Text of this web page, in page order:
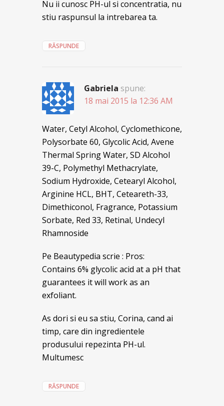
Nu ii cunosc PH-ul si concentratia, nu
stiu raspunsul la intrebarea ta.
RĂSPUNDE
Gabriela spune:
18 mai 2015 la 12:36 AM
Water, Cetyl Alcohol, Cyclomethicone,
Polysorbate 60, Glycolic Acid, Avene
Thermal Spring Water, SD Alcohol
39-C, Polymethyl Methacrylate,
Sodium Hydroxide, Cetearyl Alcohol,
Arginine HCL, BHT, Ceteareth-33,
Dimethiconol, Fragrance, Potassium
Sorbate, Red 33, Retinal, Undecyl
Rhamnoside
Pe Beautypedia scrie : Pros:
Contains 6% glycolic acid at a pH that
guarantees it will work as an
exfoliant.
As dori si eu sa stiu, Corina, cand ai
timp, care din ingredientele
produsului repezinta PH-ul.
Multumesc
RĂSPUNDE